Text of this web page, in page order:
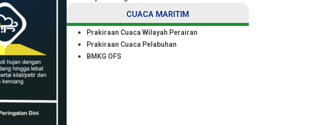
CUACA MARITIM
Prakiraan Cuaca Wilayah Perairan
Prakiraan Cuaca Pelabuhan
BMKG OFS